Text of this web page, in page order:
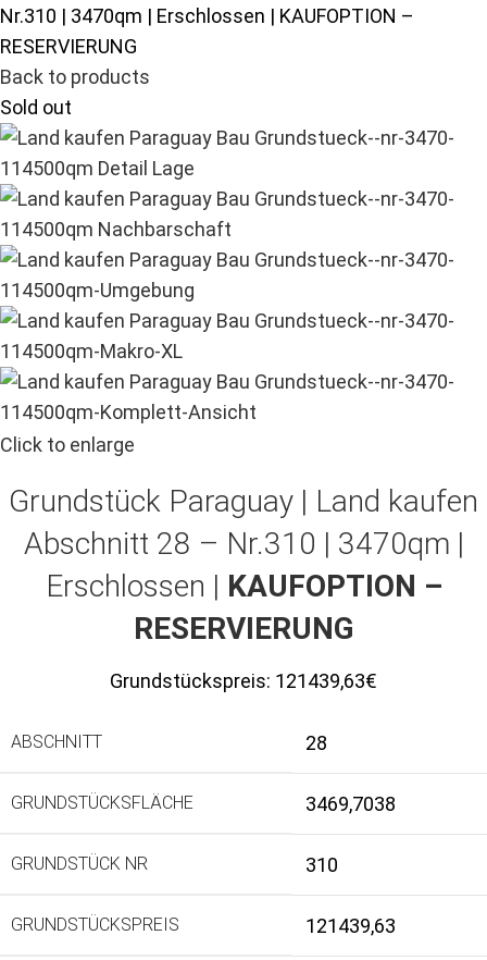
Nr.310 | 3470qm | Erschlossen | KAUFOPTION –
RESERVIERUNG
Back to products
Sold out
Click to enlarge
Grundstück Paraguay | Land kaufen
Abschnitt 28 – Nr.310 | 3470qm |
Erschlossen | KAUFOPTION –
RESERVIERUNG
Grundstückspreis: 121439,63€
ABSCHNITT 28
GRUNDSTÜCKSFLÄCHE 3469,7038
GRUNDSTÜCK NR 310
GRUNDSTÜCKSPREIS 121439,63